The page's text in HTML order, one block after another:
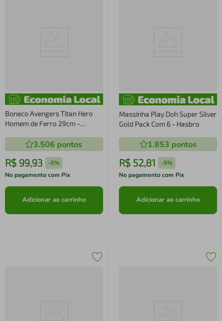
Boneco Avengers Titan Hero
Homem de Ferro 29cm -
3.506 pontos
R$ 99,93 -5%
No pagamento com Pix
Adicionar ao carrinho
Massinha Play Doh Super Silver
Gold Pack Com 6 - Hasbro
1.853 pontos
R$ 52,81 -5%
No pagamento com Pix
Adicionar ao carrinho